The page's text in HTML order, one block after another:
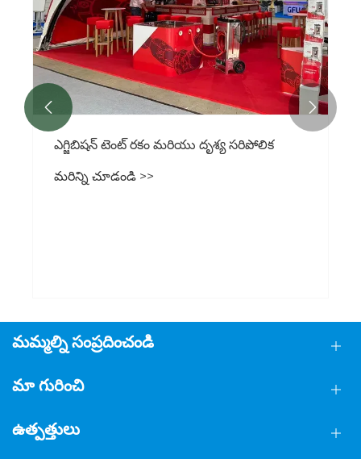
ఎగ్జిబిషన్ టెంట్ రకం మరియు దృశ్య సరిపోలిక
మరిన్ని చూడండి >>
 
మమ్మల్ని సంప్రదించండి
మా గురించి
ఉత్పత్తులు